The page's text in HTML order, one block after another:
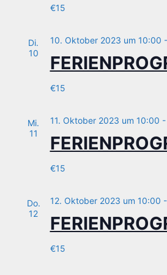
€15
Di.
10
10. Oktober 2023 um 10:00 -
€15
Mi.
11
11. Oktober 2023 um 10:00 -
€15
Do.
12
12. Oktober 2023 um 10:00 -
€15